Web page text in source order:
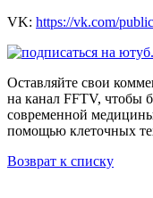
VK: https://vk.com/
Оставляйте свои
на канал FFTV, чтобы
современной
помощью клеточных
Возврат к списку